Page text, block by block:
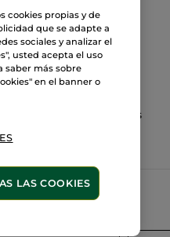
campos orgánicos
cookies propias y de
que se adapte a
sociales y analizar el
usted acepta el uso
saber más sobre
en el banner o
LAS COOKIES